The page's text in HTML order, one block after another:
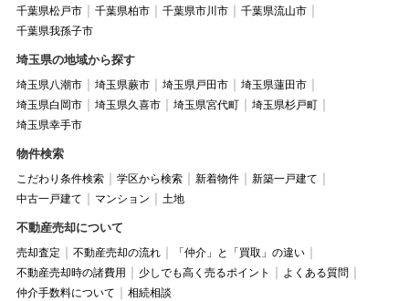
千葉県松戸市 千葉県柏市 千葉県市川市
千葉県流山市
千葉県我孫子市
埼玉県の地域から探す
埼玉県八潮市 埼玉県蕨市 埼玉県戸田市
埼玉県蓮田市
埼玉県白岡市
埼玉県久喜市 埼玉県宮代町
埼玉県杉戸町
埼玉県幸手市
物件検索
こだわり条件検索 学区から検索 新着物件
新築一戸建て
中古一戸建て
マンション 土地
不動産売却について
売却査定 不動産売却の流れ
「仲介」と「買取」の違い
不動産売却時の諸費用
少しでも高く売るポイント
よくある質問
仲介手数料について
相続相談